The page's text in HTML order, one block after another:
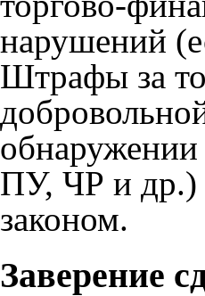
нарушений
Штрафы за
ПУ, ЧР и др.)
законом.
Заверение